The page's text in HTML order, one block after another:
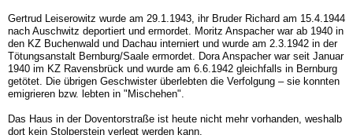
Gertrud Leiserowitz wurde am 29.1.1943, ihr Bruder Richard am 15.4.1944
nach Auschwitz deportiert und ermordet. Moritz Anspacher war ab 1940 in
den KZ Buchenwald und Dachau interniert und wurde am 2.3.1942 in der
Tötungsanstalt Bernburg/Saale ermordet. Dora Anspacher war seit Januar
1940 im KZ Ravensbrück und wurde am 6.6.1942 gleichfalls in Bernburg
getötet. Die übrigen Geschwister überlebten die Verfolgung – sie konnten
emigrieren bzw. lebten in "Mischehen".
Das Haus in der Doventorstraße ist heute nicht mehr vorhanden, weshalb
dort kein Stolperstein verlegt werden kann.